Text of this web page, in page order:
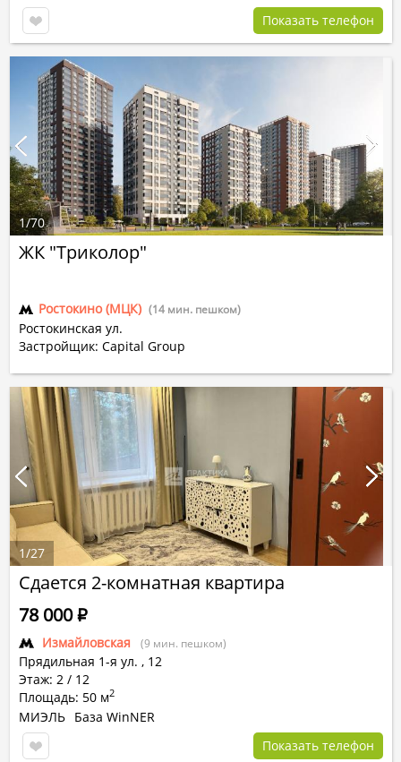
Показать телефон
ЖК "Триколор"
Ростокино (МЦК) (14 мин. пешком)
Ростокинская ул.
Застройщик: Capital Group
1/70
Сдается 2-комнатная квартира
Измайловская (9 мин. пешком)
Прядильная 1-я ул. , 12
Этаж: 2 / 12
Площадь: 50 м2
78 000Р
МИЭЛЬ База WinNER
Показать телефон
1/27